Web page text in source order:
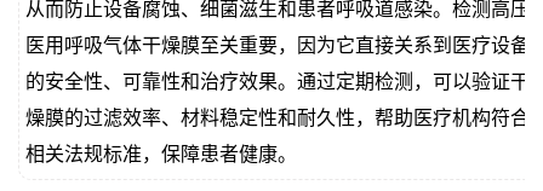
从而防止设备腐蚀、细菌滋生和患者呼吸道感染。检测高压
医用呼吸气体干燥膜至关重要，因为它直接关系到医疗设备
的安全性、可靠性和治疗效果。通过定期检测，可以验证干
燥膜的过滤效率、材料稳定性和耐久性，帮助医疗机构符合
相关法规标准，保障患者健康。
查
询